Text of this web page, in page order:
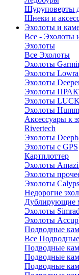
Шуруповерты
Шнеки и
Эхолоты и
Все - Эхолоты
Эхолоты
Все Эхолоты
Эхолоты
Эхолоты
Эхолоты
Эхолоты
Эхолоты
Эхолоты
Аксессуары к
Rivertech
Эхолоты
Эхолоты с GPS
Картплоттер
Эхолоты
Эхолоты
Эхолоты
Недорогие
Дублирующие
Эхолоты Simrad
Эхолоты
Подводные
Все
Подводные
Подводные
Подводные